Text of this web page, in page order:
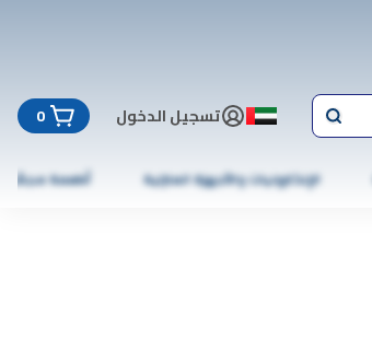
تسجيل الدخول 0
الإلكترونيات والأجهزة المنزلية أطعمة مجمّدة